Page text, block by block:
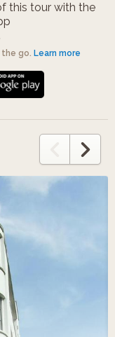
this tour with the
go. Learn more